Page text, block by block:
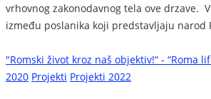
vrhovnog zakonodavnog tela ove drzave.
između poslanika koji predstavljaju narod
"Romski život kroz naš objektiv!“ - “Roma
2020 Projekti Projekti 2022